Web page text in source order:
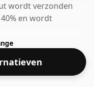
wordt verzonden
en wordt